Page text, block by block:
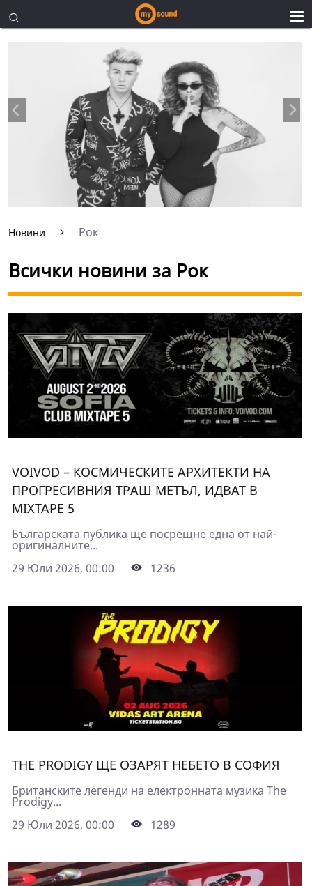
Новини Рок
Всички новини за Рок
VOIVOD – КОСМИЧЕСКИТЕ АРХИТЕКТИ НА
ПРОГРЕСИВНИЯ ТРАШ МЕТЪЛ, ИДВАТ В
MIXTAPE 5
Българската публика ще посрещне една от най-
оригиналните...
29 Юли 2026, 00:00
1236
THE PRODIGY ЩЕ ОЗАРЯТ НЕБЕТО В СОФИЯ
Британските легенди на електронната музика The
Prodigy...
29 Юли 2026, 00:00
1289